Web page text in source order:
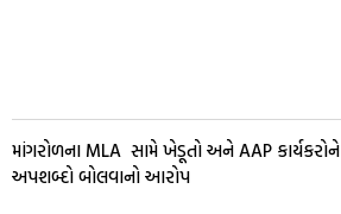
માંગરોળના MLA સામે ખેડૂતો અને AAP કાર્યકરોને
અપશબ્દો બોલવાનો આરોપ